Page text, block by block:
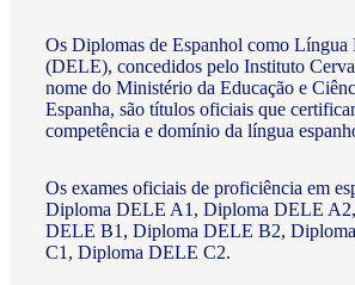
Os Diplomas de Espanhol como Língua
(DELE), concedidos pelo Instituto
nome do Ministério da Educação e
Espanha, são títulos oficiais que
competência e domínio da língua
Os exames oficiais de proficiência em
Diploma DELE A1, Diploma DELE
DELE B1, Diploma DELE B2,
C1, Diploma DELE C2.